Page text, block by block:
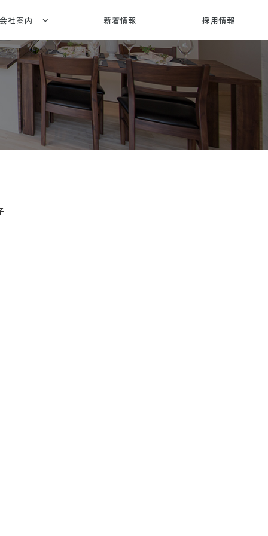
会社案内
要
・メディア情報
設
リア
新着情報 採用情報